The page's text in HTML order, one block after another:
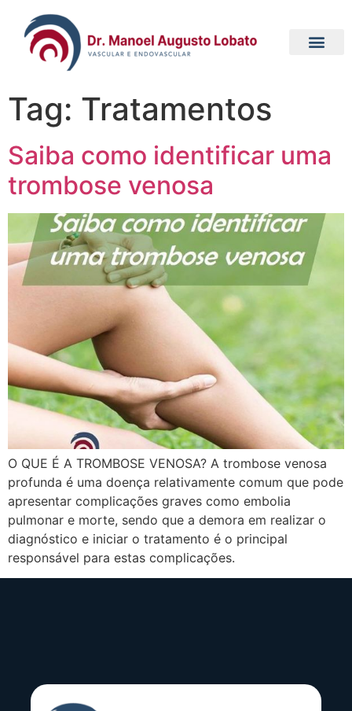
Tag: Tratamentos
Saiba como identificar uma
trombose venosa
O QUE É A TROMBOSE VENOSA? A trombose venosa
profunda é uma doença relativamente comum que pode
apresentar complicações graves como embolia
pulmonar e morte, sendo que a demora em realizar o
diagnóstico e iniciar o tratamento é o principal
responsável para estas complicações.